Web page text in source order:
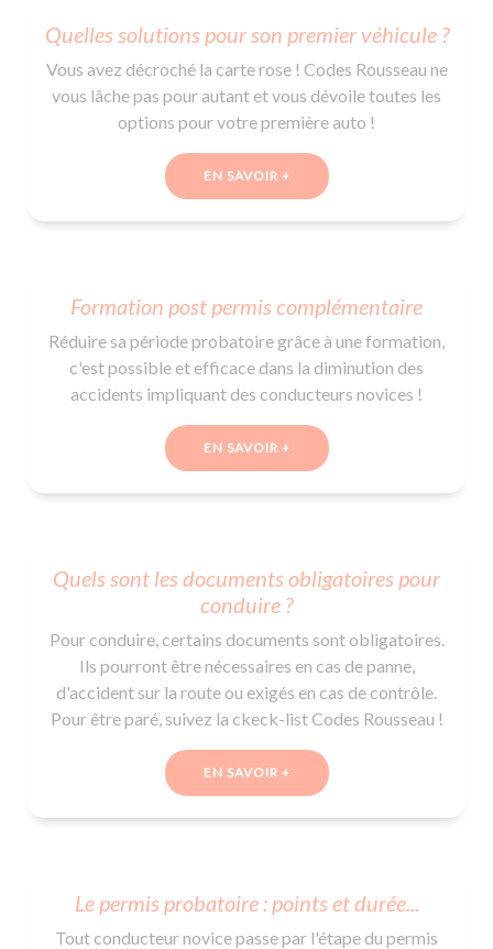
Voir tous les permis
De la navigation
Voir tous les supports
Formations pro.
Formation FIMO
Formation FCO
Formation CACES
Devenir enseignant de la conduite
Ressources
Quelles solutions pour son premier véhicule ?
Vous avez décroché la carte rose ! Codes Rousseau ne
vous lâche pas pour autant et vous dévoile toutes les
options pour votre première auto !
EN SAVOIR +
Formation post permis complémentaire
Réduire sa période probatoire grâce à une formation,
c'est possible et efficace dans la diminution des
accidents impliquant des conducteurs novices !
EN SAVOIR +
Quels sont les documents obligatoires pour
conduire ?
Pour conduire, certains documents sont obligatoires.
Ils pourront être nécessaires en cas de panne,
d'accident sur la route ou exigés en cas de contrôle.
Pour être paré, suivez la ckeck-list Codes Rousseau !
EN SAVOIR +
Le permis probatoire : points et durée...
Tout conducteur novice passe par l'étape du permis